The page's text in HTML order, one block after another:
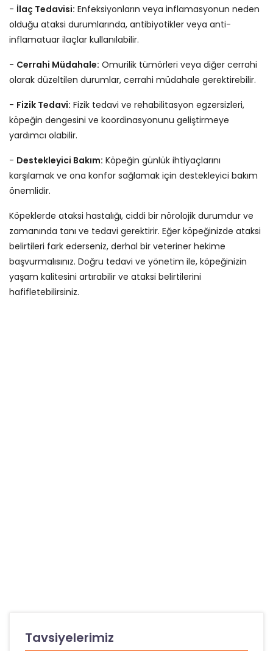
- İlaç Tedavisi: Enfeksiyonların veya inflamasyonun neden
olduğu ataksi durumlarında, antibiyotikler veya anti-
inflamatuar ilaçlar kullanılabilir.
- Cerrahi Müdahale: Omurilik tümörleri veya diğer cerrahi
olarak düzeltilen durumlar, cerrahi müdahale gerektirebilir.
- Fizik Tedavi: Fizik tedavi ve rehabilitasyon egzersizleri,
köpeğin dengesini ve koordinasyonunu geliştirmeye
yardımcı olabilir.
- Destekleyici Bakım: Köpeğin günlük ihtiyaçlarını
karşılamak ve ona konfor sağlamak için destekleyici bakım
önemlidir.
Köpeklerde ataksi hastalığı, ciddi bir nörolojik durumdur ve
zamanında tanı ve tedavi gerektirir. Eğer köpeğinizde ataksi
belirtileri fark ederseniz, derhal bir veteriner hekime
başvurmalısınız. Doğru tedavi ve yönetim ile, köpeğinizin
yaşam kalitesini artırabilir ve ataksi belirtilerini
hafifletebilirsiniz.
Tavsiyelerimiz